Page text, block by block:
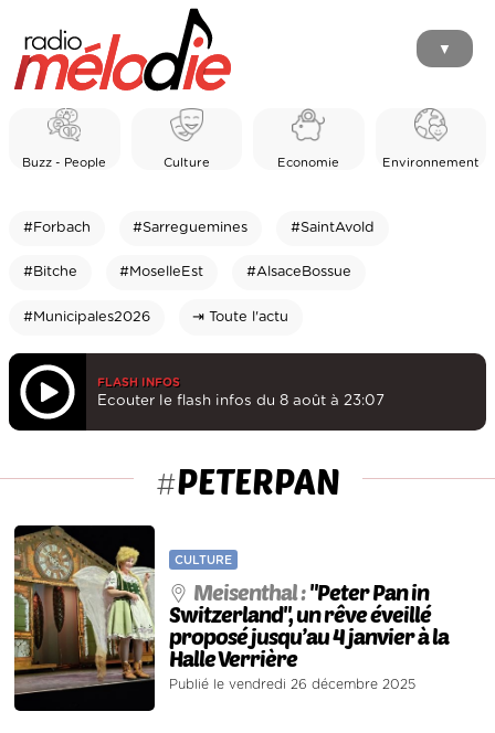
▼
Buzz - People Culture Economie Environnement
#Forbach #Sarreguemines #SaintAvold
#Bitche #MoselleEst #AlsaceBossue
#Municipales2026 ⇥ Toute l'actu
FLASH INFOS
Ecouter le flash infos du 8 août à 23:07
#PETERPAN
CULTURE
Meisenthal :"Peter Pan in
Switzerland", un rêve éveillé
proposé jusqu’au 4 janvier à la
Halle Verrière
Publié le vendredi 26 décembre 2025